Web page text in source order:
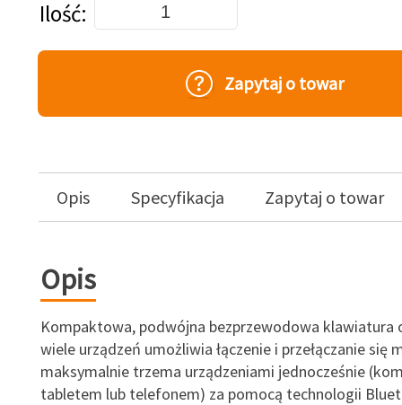
Ilość
Zapytaj o towar
Opis Specyfikacja Zapytaj o towar
Opis
Kompaktowa, podwójna bezprzewodowa klawiatura
wiele urządzeń umożliwia łączenie i przełączanie się
maksymalnie trzema urządzeniami jednocześnie
tabletem lub telefonem) za pomocą technologii